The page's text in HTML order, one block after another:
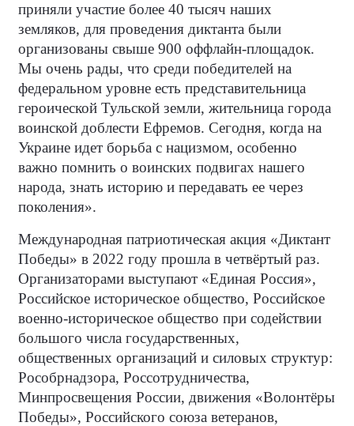
приняли участие более 40 тысяч наших
земляков, для проведения диктанта были
организованы свыше 900 оффлайн-площадок.
Мы очень рады, что среди победителей на
федеральном уровне есть представительница
героической Тульской земли, жительница города
воинской доблести Ефремов. Сегодня, когда на
Украине идет борьба с нацизмом, особенно
важно помнить о воинских подвигах нашего
народа, знать историю и передавать ее через
поколения».
Международная патриотическая акция «Диктант
Победы» в 2022 году прошла в четвёртый раз.
Организаторами выступают «Единая Россия»,
Российское историческое общество, Российское
военно-историческое общество при содействии
большого числа государственных,
общественных организаций и силовых структур:
Рособрнадзора, Россотрудничества,
Минпросвещения России, движения «Волонтёры
Победы», Российского союза ветеранов,